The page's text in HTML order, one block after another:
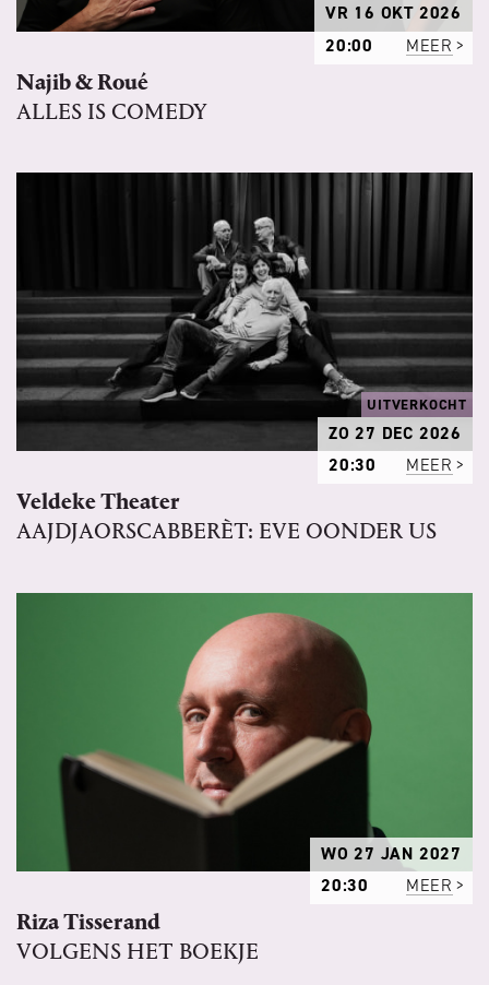
VR 16 OKT 2026
20:00
MEER
Najib & Roué
ALLES IS COMEDY
UITVERKOCHT
ZO 27 DEC 2026
20:30
MEER
Veldeke Theater
AAJDJAORSCABBERÈT: EVE OONDER US
WO 27 JAN 2027
20:30
MEER
Riza Tisserand
VOLGENS HET BOEKJE